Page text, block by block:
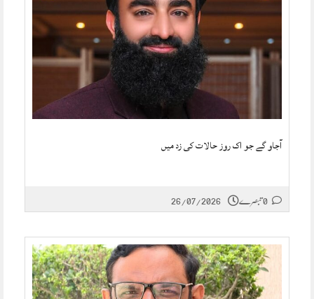
آجاو گے جو اک روز حالات کی زد میں
26/07/2026